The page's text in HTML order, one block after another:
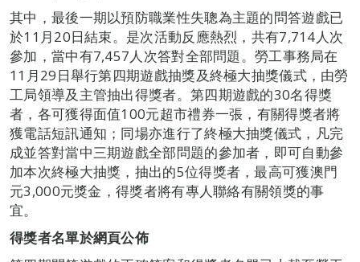
其中，最後一期以預防職業性失聰為主題的問答遊戲已
於11月20日結束。是次活動反應熱烈，共有7,714人次
參加，當中有7,457人次答對全部問題。勞工事務局在
11月29日舉行第四期遊戲抽獎及終極大抽獎儀式，由勞
工局領導及主管抽出得獎者。第四期遊戲的30名得獎
者，各可獲得面值100元超市禮券一張，有關得獎者將
獲電話短訊通知；同場亦進行了終極大抽獎儀式，凡完
成並答對當中三期遊戲全部問題的參加者，即可自動參
加本次終極大抽獎，抽出的5位得獎者，最高可獲澳門
元3,000元獎金，得獎者將有專人聯絡有關領獎的事
宜。
得獎者名單於網頁公佈